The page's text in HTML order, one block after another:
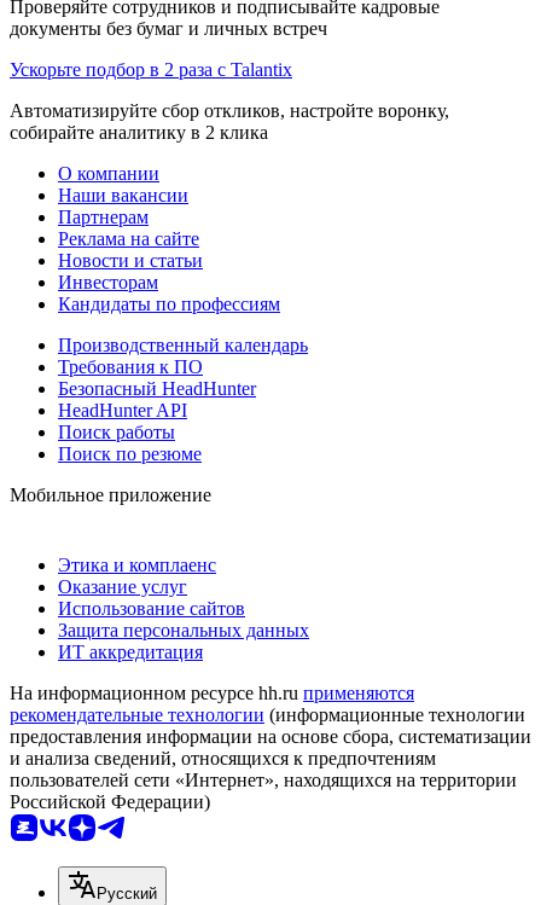
Проверяйте сотрудников и подписывайте кадровые
документы без бумаг и личных встреч
Ускорьте подбор в 2 раза с Talantix
Автоматизируйте сбор откликов, настройте воронку,
собирайте аналитику в 2 клика
О компании
Наши вакансии
Партнерам
Реклама на сайте
Новости и статьи
Инвесторам
Кандидаты по профессиям
Производственный календарь
Требования к ПО
Безопасный HeadHunter
HeadHunter API
Поиск работы
Поиск по резюме
Мобильное приложение
Этика и комплаенс
Оказание услуг
Использование сайтов
Защита персональных данных
ИТ аккредитация
На информационном ресурсе hh.ru применяются
рекомендательные технологии (информационные технологии
предоставления информации на основе сбора, систематизации
и анализа сведений, относящихся к предпочтениям
пользователей сети «Интернет», находящихся на территории
Российской Федерации)
Русский